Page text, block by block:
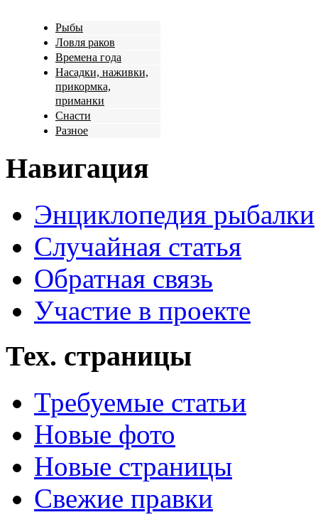
Рыбы
Ловля раков
Времена года
Насадки, наживки,
прикормка,
приманки
Снасти
Разное
Навигация
Энциклопедия рыбалки
Случайная статья
Обратная связь
Участие в проекте
Тех. страницы
Требуемые статьи
Новые фото
Новые страницы
Свежие правки